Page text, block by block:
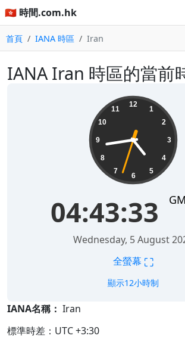
🇭🇰 時間.com.hk
首頁 IANA 時區 Iran
IANA Iran 時區的當前
12
1
2
3
4
5
6
7
8
9
10
11
04:43:33
Wednesday, 5 August
全螢幕 ⛶
顯示12小時制
IANA名稱： Iran
標準時差：UTC +3:30